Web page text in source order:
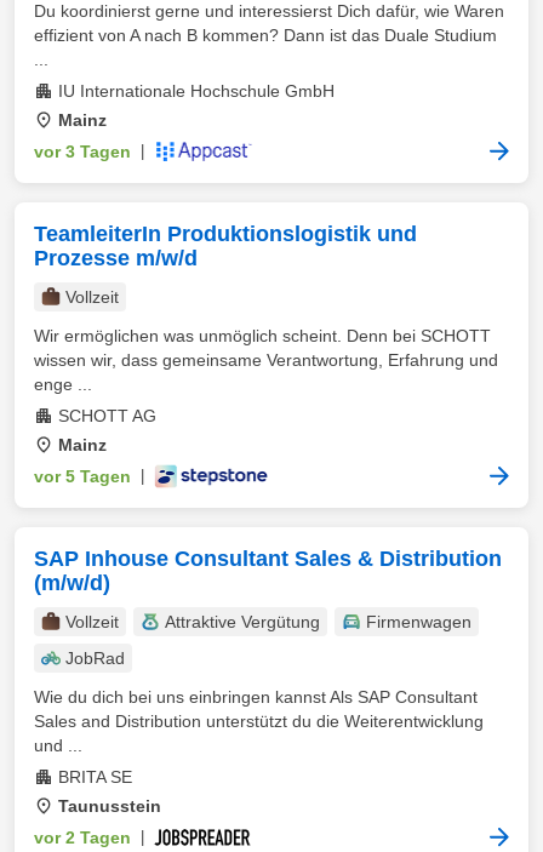
Du koordinierst gerne und interessierst Dich dafür, wie Waren
effizient von A nach B kommen? Dann ist das Duale Studium
IU Internationale Hochschule GmbH
Mainz
vor 3 Tagen
TeamleiterIn Produktionslogistik und
Prozesse m/w/d
Vollzeit
Wir ermöglichen was unmöglich scheint. Denn bei SCHOTT
wissen wir, dass gemeinsame Verantwortung, Erfahrung und
enge ...
SCHOTT AG
Mainz
vor 5 Tagen
SAP Inhouse Consultant Sales & Distribution
(m/w/d)
Vollzeit Attraktive Vergütung
Firmenwagen
JobRad
Wie du dich bei uns einbringen kannst Als SAP Consultant
Sales and Distribution unterstützt du die Weiterentwicklung
und ...
BRITA SE
Taunusstein
vor 2 Tagen